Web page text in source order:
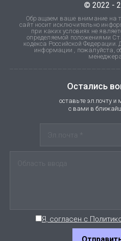
© 2022 -
Обращаем ваше внимание на
сайт носит исключительно
при каких условиях не
определяемой положениями
кодекса Российской Федерации.
информации , пожалуйста,
Остались
оставьте эл.почту
с вами в
Я, согласен с